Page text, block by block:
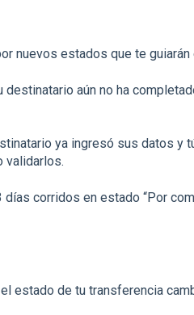
nuevos estados que te
aún no ha
ya ingresó sus datos y
validarlos.
corridos en estado “Por
estado de tu transferencia